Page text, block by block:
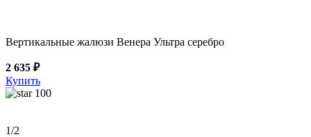
Вертикальные жалюзи Венера Ультра серебро
2 635 ₽
Купить
100
1/2